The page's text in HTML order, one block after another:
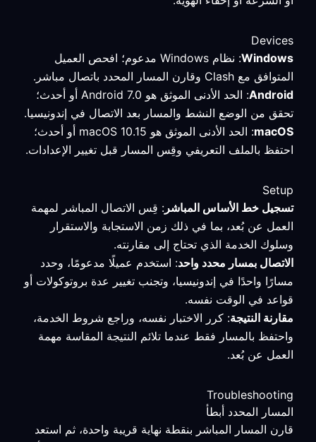
Devices
Windows
: نظام Windows مدعوم؛ افحص العميل
المتوافق مع Clash وقارن المسار المحدد باتصال مباشر.
Android
: الحد الأدنى الموثق هو Android 7.0 أو أحدث؛
تحقق من الوضع النشط والمسار بعد الاتصال في إندونيسيا.
macOS
: الحد الأدنى الموثق هو macOS 10.15 أو أحدث؛
احتفظ بالملف التعريفي وقِس المسار قبل تغيير الإعدادات.
Setup
تسجيل خط الأساس المباشر : قِس الاتصال المباشر لمهمة
العمل عن بُعد، بما في ذلك زمن الاستجابة والاستقرار
وسلوك الخدمة الذي تحتاج إلى مقارنته.
الاتصال بمسار محدد واحد: استخدم عميلًا مدعومًا، وحدد
مسارًا واحدًا في إندونيسيا، وتجنب تغيير عدة بروتوكولات أو
قواعد في الوقت نفسه.
مقارنة النتيجة: كرر الاختبار نفسه، وراجع شروط الخدمة،
واحتفظ بالمسار فقط عندما تلائم النتيجة المقاسة مهمة
العمل عن بُعد.
Troubleshooting
المسار المحدد أبطأ
قارن المسار المباشر بنقطة نهاية قريبة واحدة، ثم استعد